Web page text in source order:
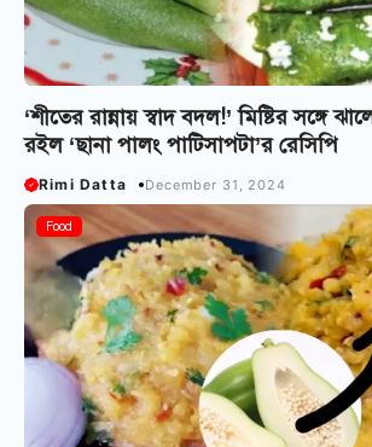
‘শীতের রান্নায় স্বাদ বদল!’ মিষ্টির সঙ্গে
রইল ‘ছানা পালং পাটিসাপটা’র রেসিপি
Rimi Datta December 31, 2024
Food